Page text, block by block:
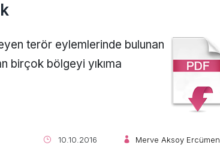
terör eylemlerinde bulunan
birçok bölgeyi yıkıma
10.10.2016 Merve Aksoy Ercümen